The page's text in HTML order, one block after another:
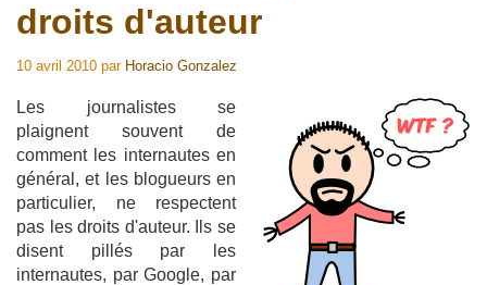
droits d'auteur
10 avril 2010 par Horacio Gonzalez
Les journalistes se
plaignent souvent de
comment les internautes en
général, et les blogueurs en
particulier, ne respectent
pas les droits d'auteur. Ils se
disent pillés par les
internautes, par Google, par